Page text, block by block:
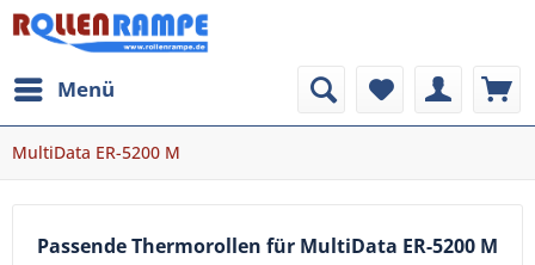
Menü
MultiData ER-5200 M
Passende Thermorollen für MultiData ER-5200 M